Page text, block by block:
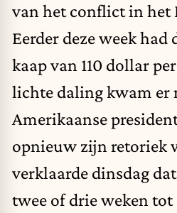
van het conflict in het
Eerder deze week
kaap van 110 dollar
lichte daling kwam er
Amerikaanse
opnieuw zijn retoriek
verklaarde dinsdag
twee of drie weken tot